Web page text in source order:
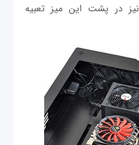
در پشت این میز تعبیه